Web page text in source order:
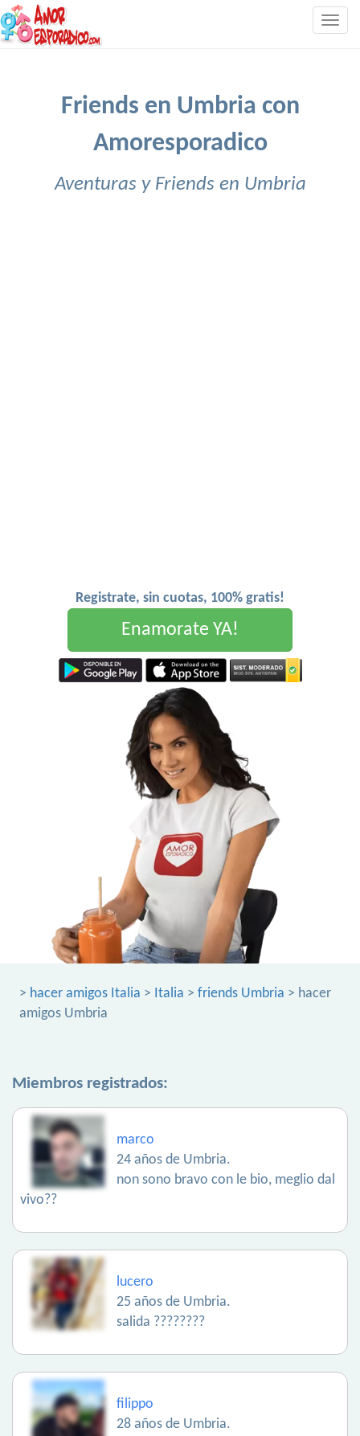
Friends en Umbria con
Amoresporadico
Aventuras y Friends en Umbria
Registrate, sin cuotas, 100% gratis!
Enamorate YA!
> hacer amigos Italia > Italia > friends Umbria > hacer
amigos Umbria
Miembros registrados:
marco
24 años de Umbria.
non sono bravo con le bio, meglio dal
vivo??
lucero
25 años de Umbria.
salida ????????
filippo
28 años de Umbria.